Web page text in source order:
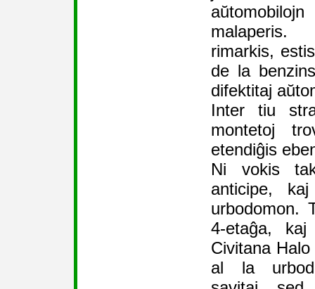
rimarkis,
de la
difektitaj
Inter tiu
montetoj
etendiĝis
Ni vokis
anticipe,
urbodomon.
4-etaĝa,
Civitana
al la